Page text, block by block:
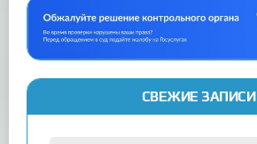
СВЕЖИЕ ЗАПИСИ